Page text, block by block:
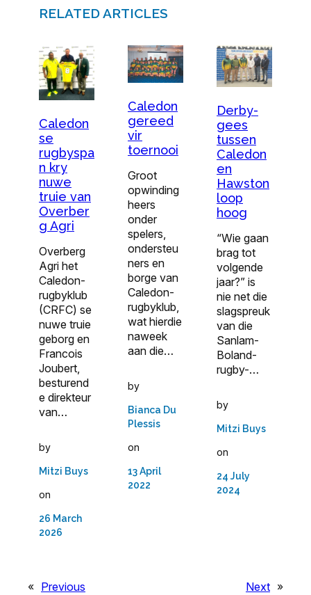
RELATED ARTICLES
Caledon
se
rugbyspa
n kry
nuwe
truie van
Overber
g Agri
Overberg
Agri het
Caledon-
rugbyklub
(CRFC) se
nuwe truie
geborg en
Francois
Joubert,
besturend
e direkteur
van…
by
Mitzi Buys
on
26 March
2026
Caledon
gereed
vir
toernooi
Groot
opwinding
heers
onder
spelers,
ondersteu
ners en
borge van
Caledon-
rugbyklub,
wat hierdie
naweek
aan die…
by
Bianca Du
Plessis
on
13 April
2022
Derby-
gees
tussen
Caledon
en
Hawston
loop
hoog
“Wie gaan
brag tot
volgende
jaar?” is
nie net die
slagspreuk
van die
Sanlam-
Boland-
rugby-…
by
Mitzi Buys
on
24 July
2024
« Previous
Next »